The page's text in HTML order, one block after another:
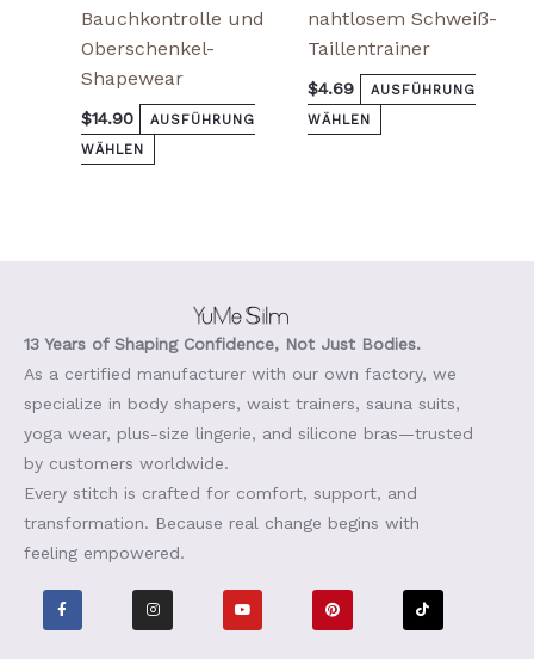
Bauchkontrolle und
Oberschenkel-
Shapewear
$14.90
AUSFÜHRUNG
WÄHLEN
nahtlosem Schweiß-
Taillentrainer
$4.69
AUSFÜHRUNG
WÄHLEN
13 Years of Shaping Confidence, Not Just Bodies.
As a certified manufacturer with our own factory, we
specialize in body shapers, waist trainers, sauna suits,
yoga wear, plus-size lingerie, and silicone bras—trusted
by customers worldwide.
Every stitch is crafted for comfort, support, and
transformation. Because real change begins with
feeling empowered.
F
a
c
e
I
n
s
t
Y
o
u
t
P
i
n
t
T
i
k
t